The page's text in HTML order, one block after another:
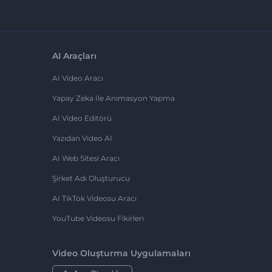
AI Araçları
AI Video Aracı
Yapay Zeka Ile Animasyon Yapma
AI Video Editörü
Yazıdan Video AI
AI Web Sitesi Aracı
Şirket Adı Oluşturucu
AI TikTok Videosu Aracı
YouTube Videosu Fikirleri
Video Oluşturma Uygulamaları